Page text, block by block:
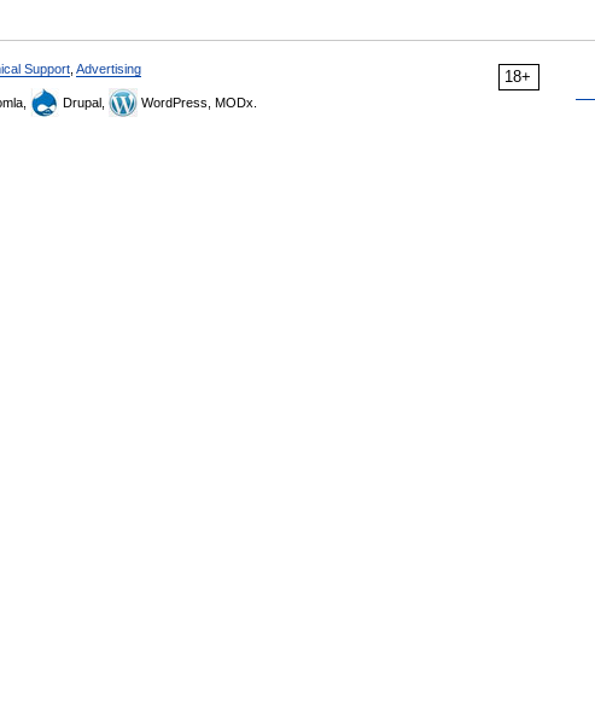
18+
Support Advertising
Drupal, WordPress, MODx.